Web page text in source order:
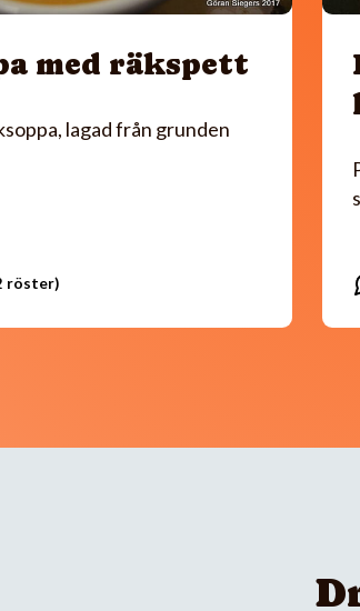
med räkspett
lagad från grunden